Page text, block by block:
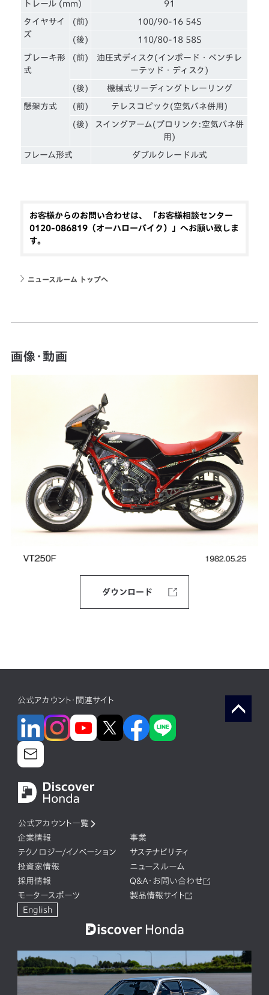
トレール (mm) 91
タイヤサイ
ズ
(前) 100/90-16 54S
(後) 110/80-18 58S
ブレーキ形
式
(前)
油圧式ディスク(インボード・ベンチレ
ーテッド・ディスク)
(後) 機械式リーディングトレーリング
懸架方式 (前) テレスコピック(空気バネ併用)
(後)
スイングアーム(プロリンク:空気バネ併
用)
フレーム形式 ダブルクレードル式
お客様からのお問い合わせは、 「お客様相談センター
0120-086819（オーハローバイク）」へお願い致しま
す。
ニュースルーム トップへ
画像・動画
ダウンロード
公式アカウント・関連サイト
公式アカウント一覧
企業情報
事業
テクノロジー/イノベーション
サステナビリティ
投資家情報
ニュースルーム
採用情報
Q&A・お問い合わせ
モータースポーツ
製品情報サイト
English